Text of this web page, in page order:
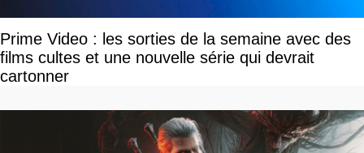
Prime Video : les sorties de la semaine avec des
films cultes et une nouvelle série qui devrait
cartonner